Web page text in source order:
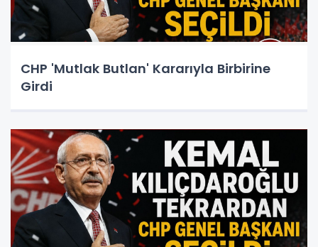
CHP 'Mutlak Butlan' Kararıyla Birbirine
Girdi